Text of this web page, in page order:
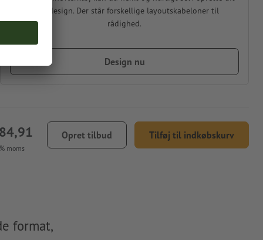
eget design. Der står forskellige layoutskabeloner til
rådighed.
Design nu
moms
Opret tilbud Tilføj til indkøbskurv
format,